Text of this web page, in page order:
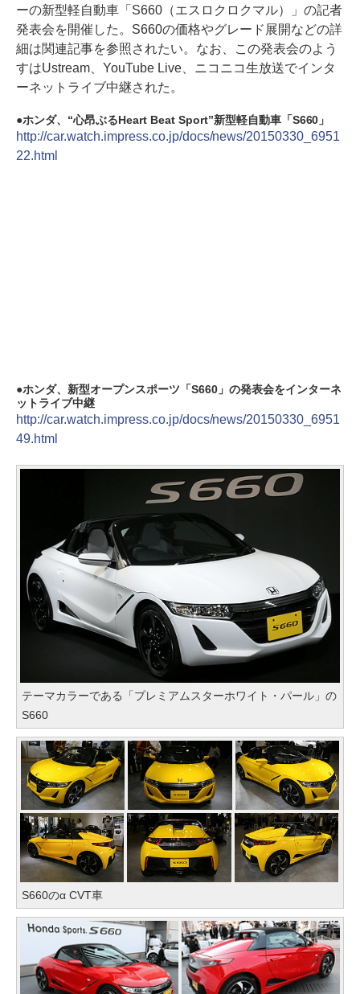
ーの新型軽自動車「S660（エスロクロクマル）」の記者
発表会を開催した。S660の価格やグレード展開などの詳
細は関連記事を参照されたい。なお、この発表会のよう
すはUstream、YouTube Live、ニコニコ生放送でインタ
ーネットライブ中継された。
ホンダ、“心昂ぶるHeart Beat Sport”新型軽自動車「S660」
http://car.watch.impress.co.jp/docs/news/20150330_6951
22.html
ホンダ、新型オープンスポーツ「S660」の発表会をインターネ
ットライブ中継
http://car.watch.impress.co.jp/docs/news/20150330_6951
49.html
テーマカラーである「プレミアムスターホワイト・パール」の
S660
S660のα CVT車